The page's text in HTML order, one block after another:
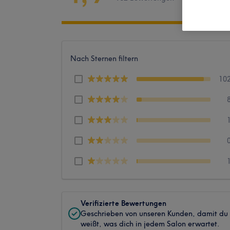
Nach Sternen filtern
102
1
1
Verifizierte Bewertungen
Geschrieben von unseren Kunden, damit du
weißt, was dich in jedem Salon erwartet.